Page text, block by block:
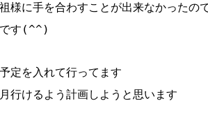
様に手を合わすことが出来なかったの
です(^^)
定を入れて行ってます
行けるよう計画しようと思います